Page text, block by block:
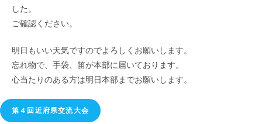
した。
ご確認ください。
明日もいい天気ですのでよろしくお願いします。
忘れ物で、手袋、笛が本部に届いております。
心当たりのある方は明日本部までお願いします。
第４回近府県交流大会